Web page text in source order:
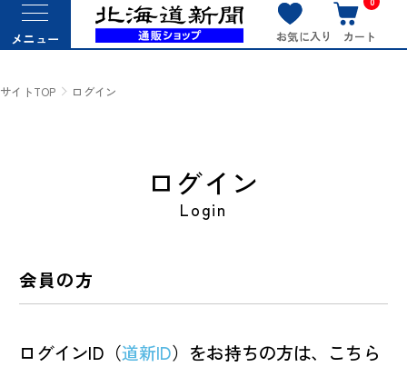
メニュー お気に入り カート
サイトTOP ログイン
ログイン
Login
会員の方
ログインID（道新ID）をお持ちの方は、こちら